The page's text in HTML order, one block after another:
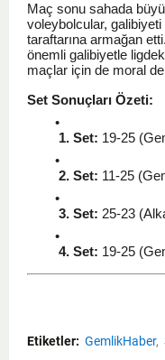
Maç sonu sahada
voleybolcular,
taraftarına armağan
önemli galibiyetle
maçlar için de moral
Set Sonuçları Özeti:
1. Set: 19-25
2. Set: 11-25
3. Set: 25-23
4. Set: 19-25
Etiketler: GemlikHaber